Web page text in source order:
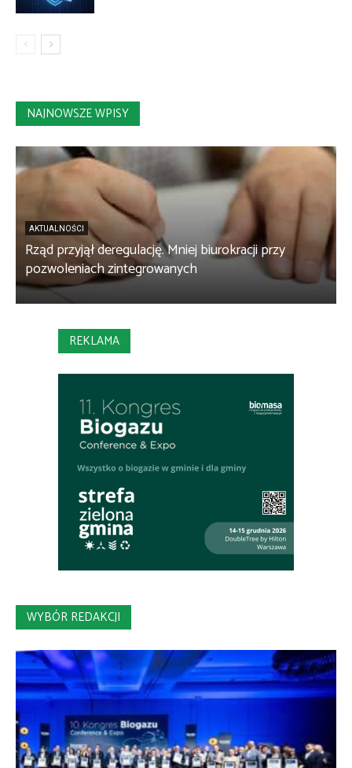
NAJNOWSZE WPISY
AKTUALNOŚCI
Rząd przyjął deregulację. Mniej biurokracji przy
pozwoleniach zintegrowanych
REKLAMA
WYBÓR REDAKCJI